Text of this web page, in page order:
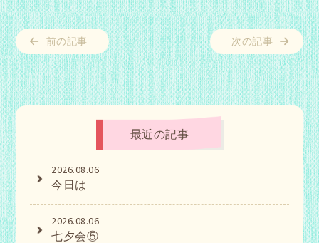
前の記事 次の記事
最近の記事
2026.08.06
今日は
2026.08.06
七夕会⑤